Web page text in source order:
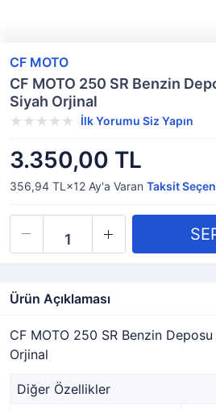
CF MOTO
CF MOTO 250 SR Benzin
Siyah Orjinal
İlk Yorumu Siz Yapın
3.350,00 TL
356,94 TL×12 Ay'a Varan Taksit
Ürün Açıklaması
CF MOTO 250 SR Benzin
Orjinal
Diğer Özellikler